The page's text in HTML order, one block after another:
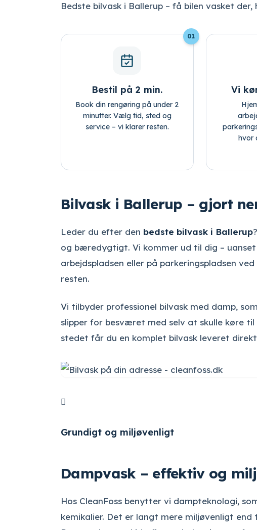
Bedste bilvask i Ballerup – få bilen vasket
01
Bestil på 2 min.
Book din rengøring på under 2
minutter. Vælg tid, sted og
service – vi klarer resten.
Vi
hvor
Bilvask i Ballerup – gjort
Leder du efter den bedste bilvask i Ballerup
og bæredygtigt. Vi kommer ud til dig –
arbejdspladsen eller på parkeringspladsen
resten.
Vi tilbyder professionel bilvask med damp,
slipper for besværet med selv at skulle køre
stedet får du en komplet bilvask leveret

Grundigt og miljøvenligt
Dampvask – effektiv og
Hos CleanFoss benytter vi dampteknologi,
kemikalier. Det er langt mere miljøvenligt